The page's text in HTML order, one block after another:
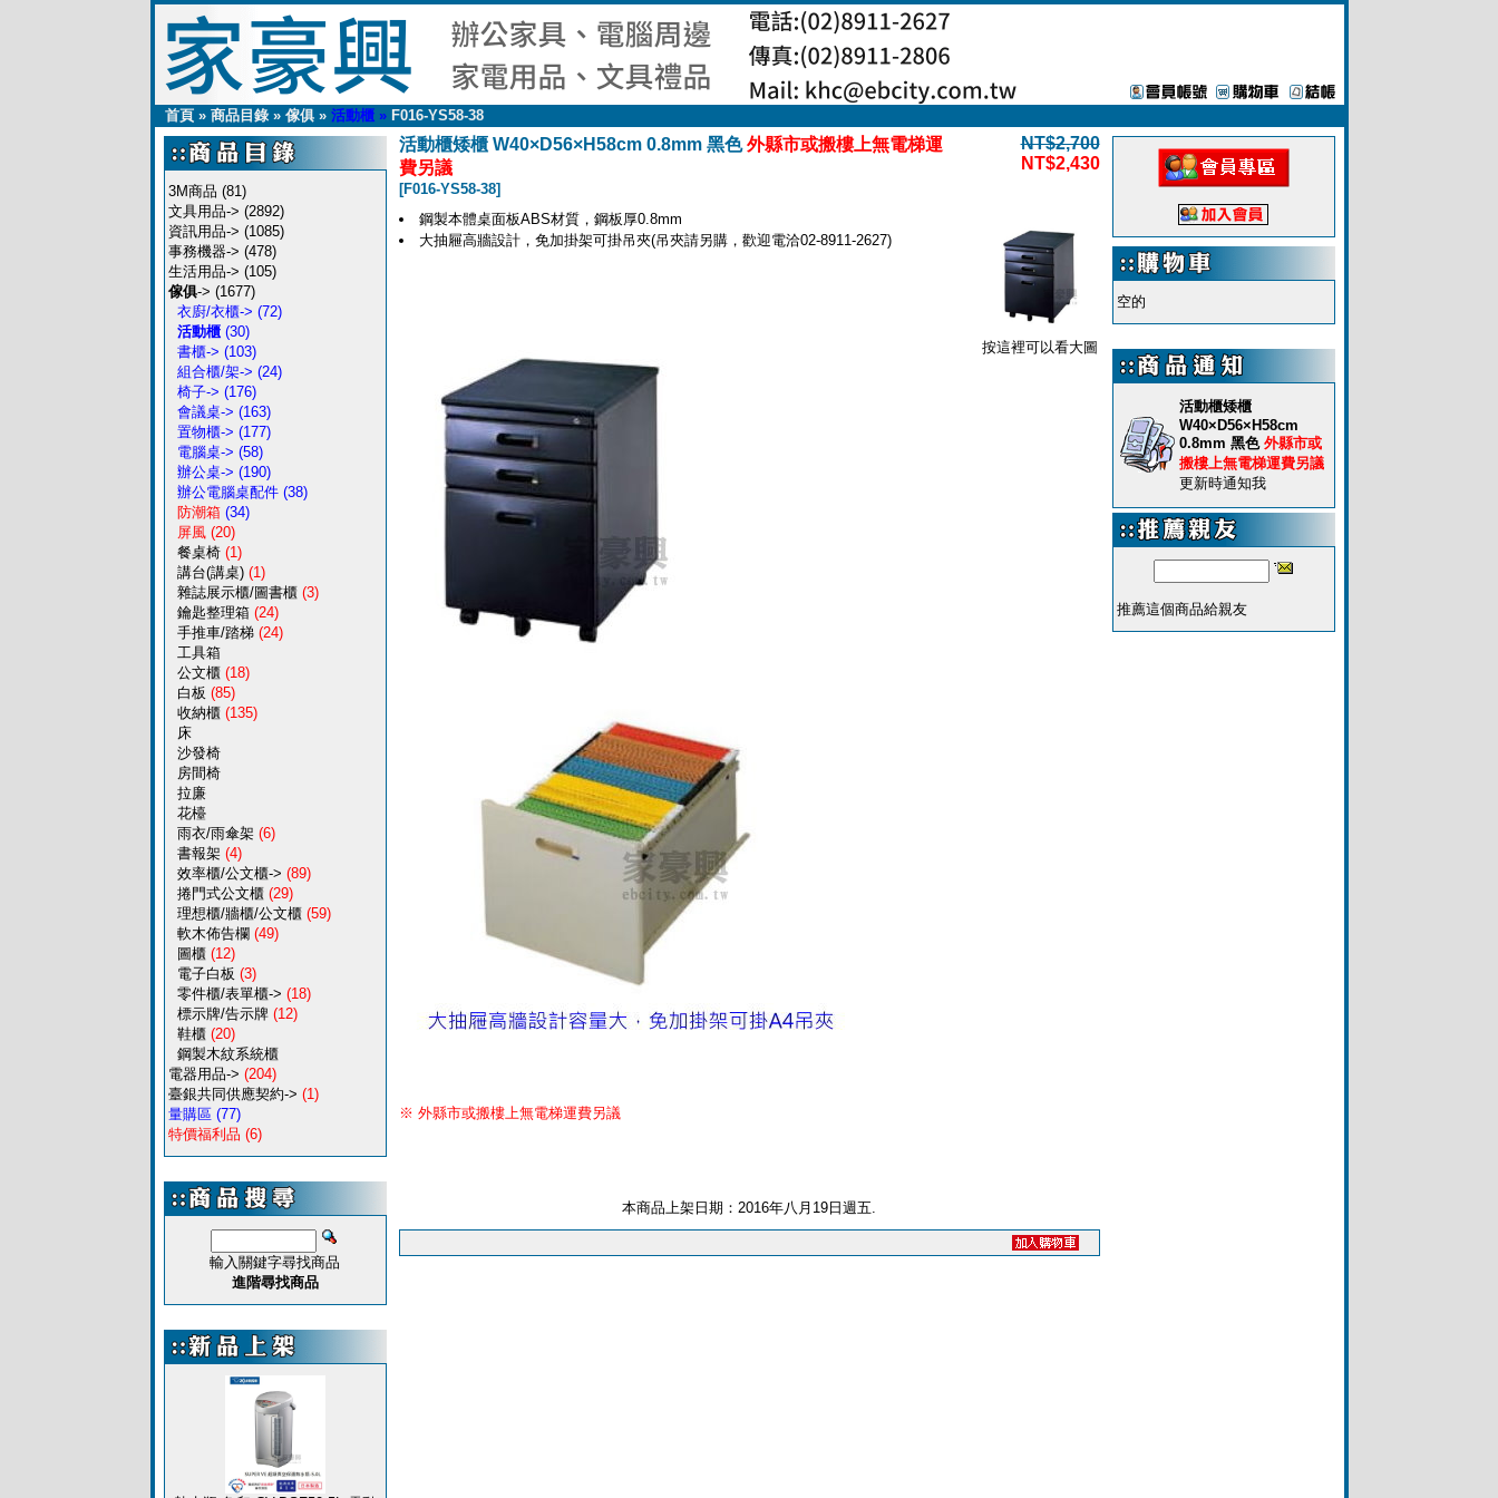
首頁» 商品目錄» 傢俱» 活動櫃» F016-YS58-38
3M商品 (81)
文具用品-> (2892)
資訊用品-> (1085)
事務機器-> (478)
生活用品-> (105)
傢俱-> (1677)
衣廚/衣櫃-> (72)
活動櫃(30)
書櫃-> (103)
組合櫃/架-> (24)
椅子-> (176)
會議桌-> (163)
置物櫃-> (177)
電腦桌-> (58)
辦公桌-> (190)
辦公電腦桌配件(38)
防潮箱(34)
屏風(20)
餐桌椅(1)
講台(講桌)(1)
雜誌展示櫃/圖書櫃(3)
鑰匙整理箱(24)
手推車/踏梯(24)
工具箱
公文櫃(18)
白板 (85)
收納櫃(135)
床
沙發椅
房間椅
拉廉
花檯
雨衣/雨傘架(6)
書報架(4)
效率櫃/公文櫃-> (89)
捲門式公文櫃(29)
理想櫃/牆櫃/公文櫃(59)
軟木佈告欄 (49)
圖櫃(12)
電子白板 (3)
零件櫃/表單櫃-> (18)
標示牌/告示牌(12)
鞋櫃(20)
鋼製木紋系統櫃
電器用品-> (204)
臺銀共同供應契約-> (1)
量購區(77)
特價福利品 (6)
輸入關鍵字尋找商品
進階尋找商品
活動櫃矮櫃 W40×D56×H58cm 0.8mm 黑色外縣市或搬樓上無電梯運
費另議
[F016-YS58-38]
NT$2,700
NT$2,430
按這裡可以看大圖
鋼製本體桌面板ABS材質，鋼板厚0.8mm
大抽屜高牆設計，免加掛架可掛吊夾(吊夾請另購，歡迎電洽02-8911-2627)
※ 外縣市或搬樓上無電梯運費另議
本商品上架日期：2016年八月19日週五.
空的
活動櫃矮櫃
W40×D56×H58cm
0.8mm 黑色 外縣市或
搬樓上無電梯運費另議
更新時通知我
推薦這個商品給親友